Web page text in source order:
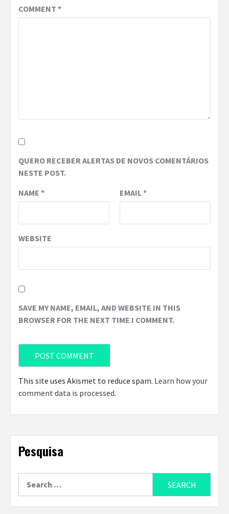
COMMENT *
QUERO RECEBER ALERTAS DE NOVOS COMENTÁRIOS
NESTE POST.
NAME * EMAIL*
WEBSITE
SAVE MY NAME, EMAIL, AND WEBSITE IN THIS
BROWSER FOR THE NEXT TIME I COMMENT.
This site uses Akismet to reduce spam. Learn how your
comment data is processed.
Pesquisa